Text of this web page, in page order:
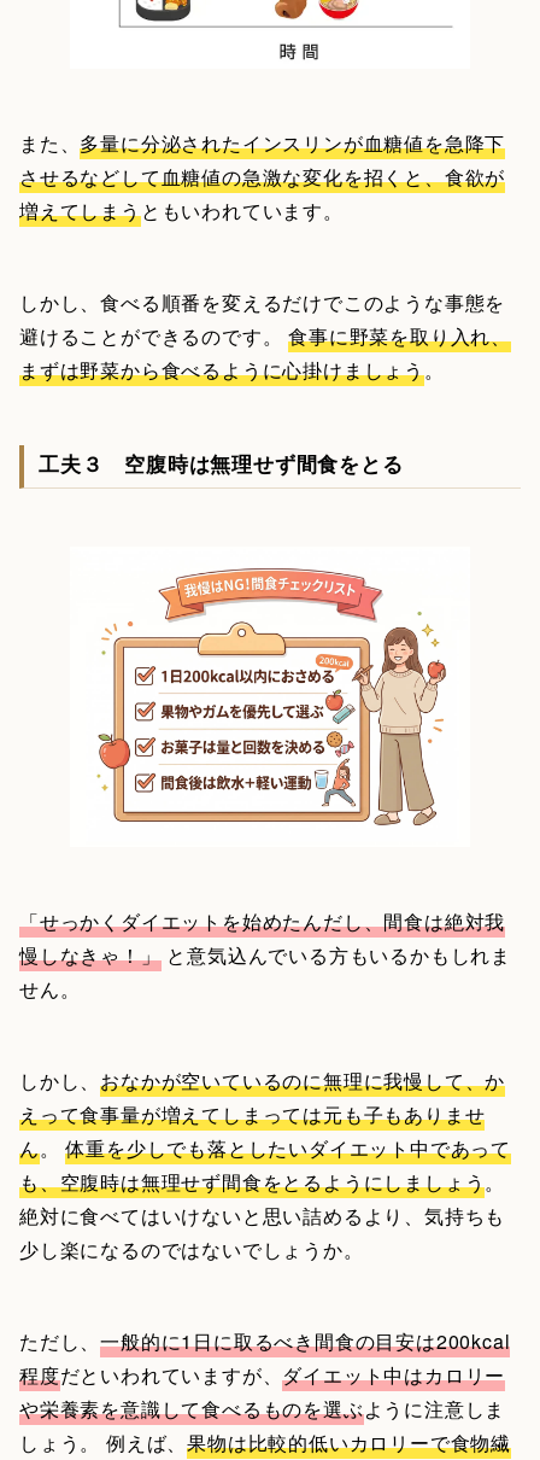
また、多量に分泌されたインスリンが血糖値を急降下
させるなどして血糖値の急激な変化を招くと、食欲が
増えてしまうともいわれています。
しかし、食べる順番を変えるだけでこのような事態を
避けることができるのです。食事に野菜を取り入れ、
まずは野菜から食べるように心掛けましょう。
工夫３ 空腹時は無理せず間食をとる
「せっかくダイエットを始めたんだし、間食は絶対我
慢しなきゃ！」と意気込んでいる方もいるかもしれま
せん。
しかし、おなかが空いているのに無理に我慢して、か
えって食事量が増えてしまっては元も子もありませ
ん。体重を少しでも落としたいダイエット中であって
も、空腹時は無理せず間食をとるようにしましょう。
絶対に食べてはいけないと思い詰めるより、気持ちも
少し楽になるのではないでしょうか。
ただし、一般的に1日に取るべき間食の目安は200kcal
程度だといわれていますが、ダイエット中はカロリー
や栄養素を意識して食べるものを選ぶように注意しま
しょう。 例えば、果物は比較的低いカロリーで食物繊